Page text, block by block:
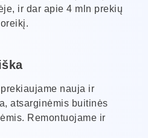
ir dar apie 4 mln prekių
nauja ir
atsarginėmis buitinės
Remontuojame ir